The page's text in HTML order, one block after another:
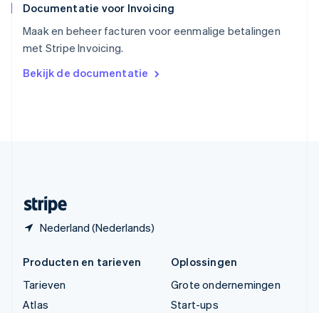
Documentatie voor Invoicing
Maak en beheer facturen voor eenmalige betalingen
met Stripe Invoicing.
Bekijk de documentatie
Nederland (Nederlands)
Tsjechië
Vasteland van China
简体中文 English
English
Producten en tarieven
Tarieven
Atlas
Oplossingen
Grote ondernemingen
Start-ups